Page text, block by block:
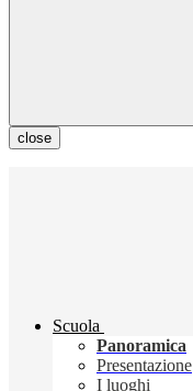
close
Scuola
Panoramica
Presentazione
I luoghi